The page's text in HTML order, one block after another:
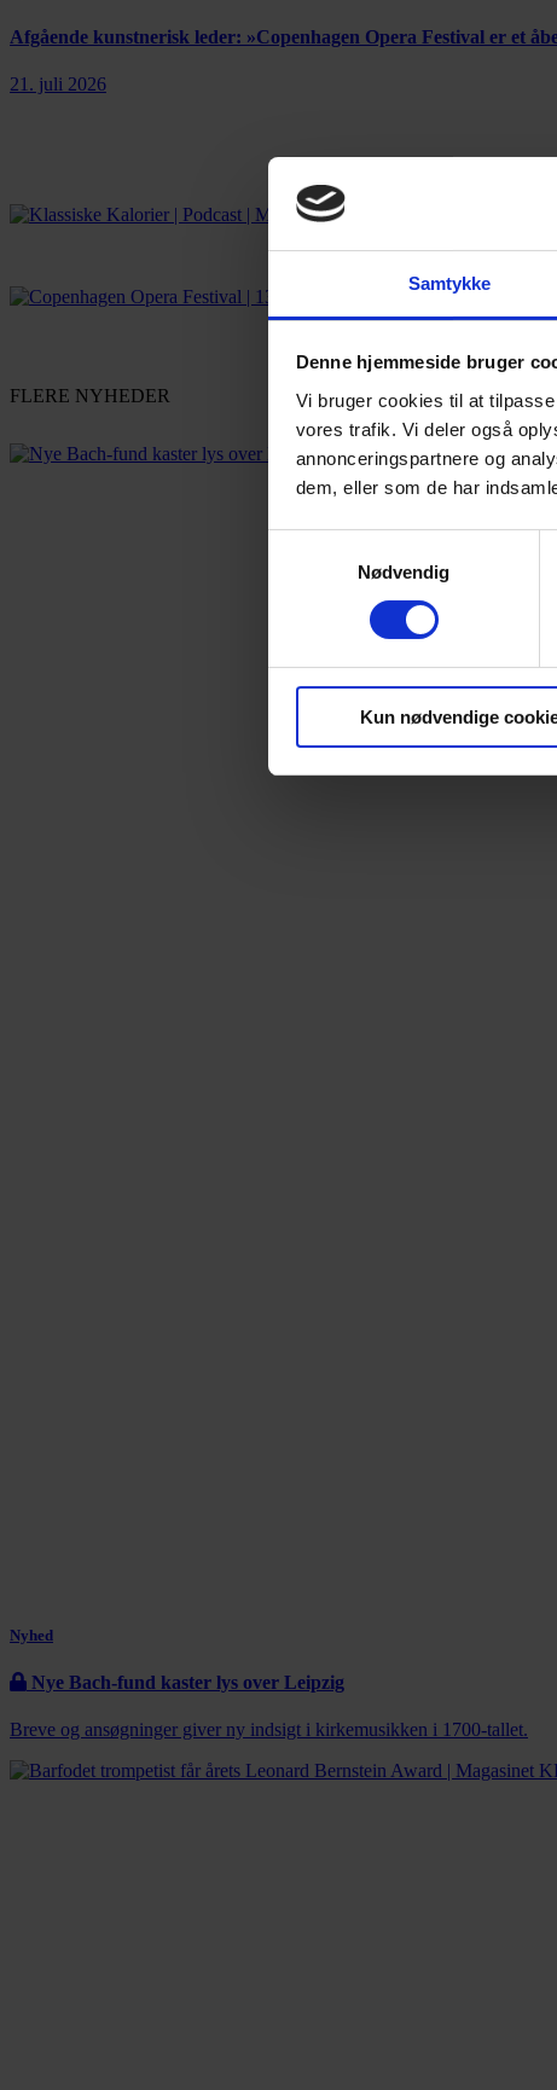
Samtykke
Denne hjemmeside bruger
Vi bruger cookies til at
vores trafik. Vi deler også
annonceringspartnere og
dem, eller som de har
Nødvendig
Kun nødvendige
Afgående kunstnerisk leder: »Copenhagen Opera Festival er et
21. juli 2026
FLERE NYHEDER
Nyhed
Nye Bach-fund kaster lys over Leipzig
Breve og ansøgninger giver ny indsigt i kirkemusikken i 1700-tallet.